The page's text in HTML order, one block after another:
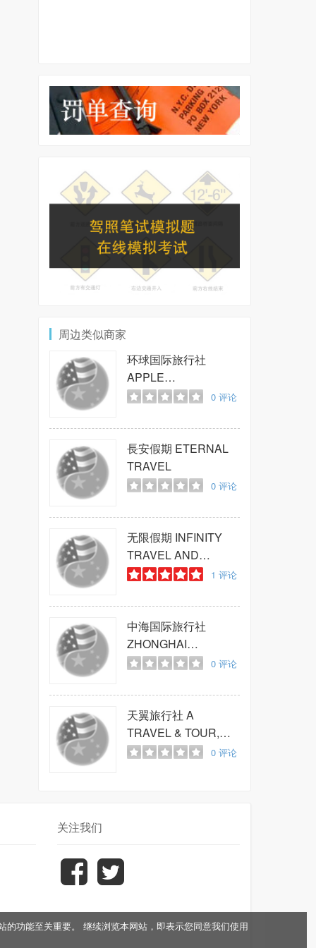
周边类似商家
环球国际旅行社
APPLE
INTERNATIONAL
0 评论
長安假期 ETERNAL
TRAVEL
0 评论
无限假期 INFINITY
TRAVEL AND
TOURS INC
1 评论
中海国际旅行社
ZHONGHAI
INTERNATIONAL
0 评论
天翼旅行社 A
TRAVEL & TOUR,
INC
0 评论
功能至关重要。 继续浏览本网站，即表示您同意我们使用
关注我们